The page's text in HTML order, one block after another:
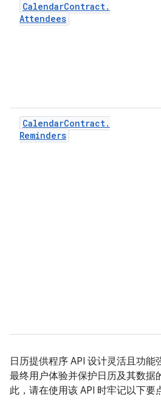
CalendarContract.
Attendees
CalendarContract.
Reminders
日历提供程序 API 设计灵活且功
最终用户体验并保护日历及其数据
此，请在使用该 API 时牢记以下要